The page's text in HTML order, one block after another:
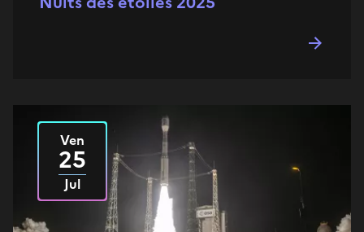
LeVen
25
Jul
2025